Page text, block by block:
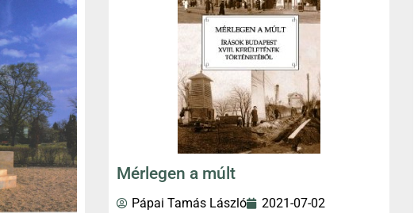
Mérlegen a múlt
Pápai Tamás László 2021-07-02